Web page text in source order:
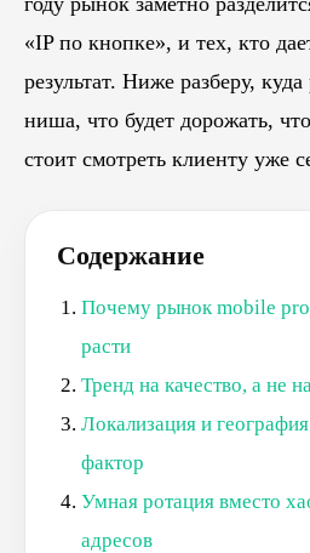
«IP по кнопке», и тех, кто
результат. Ниже разберу,
ниша, что будет дорожать,
стоит смотреть клиенту уже
Содержание
Почему рынок mobile
расти
Тренд на качество, а не
Локализация и
фактор
Умная ротация вместо
адресов